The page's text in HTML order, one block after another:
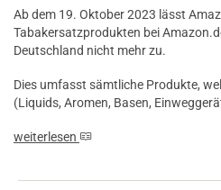
Ab dem 19. Oktober 2023 lässt
Tabakersatzprodukten bei
Deutschland nicht mehr zu.
Dies umfasst sämtliche Produkte,
(Liquids, Aromen, Basen,
weiterlesen